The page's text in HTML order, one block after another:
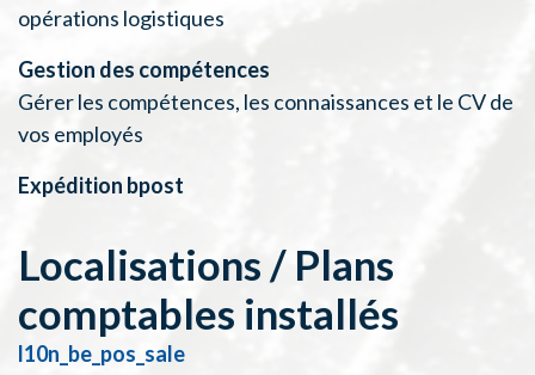
opérations logistiques
Gestion des compétences
Gérer les compétences, les connaissances et le CV de
vos employés
Expédition bpost
Localisations / Plans
comptables installés
l10n_be_pos_sale